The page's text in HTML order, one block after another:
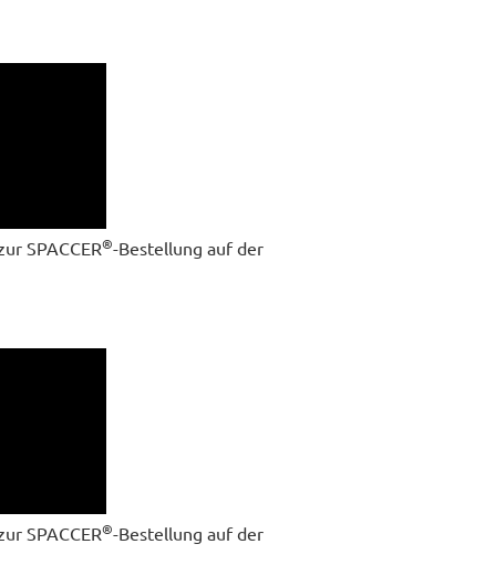
SPACCER®-Bestellung auf der
SPACCER®-Bestellung auf der